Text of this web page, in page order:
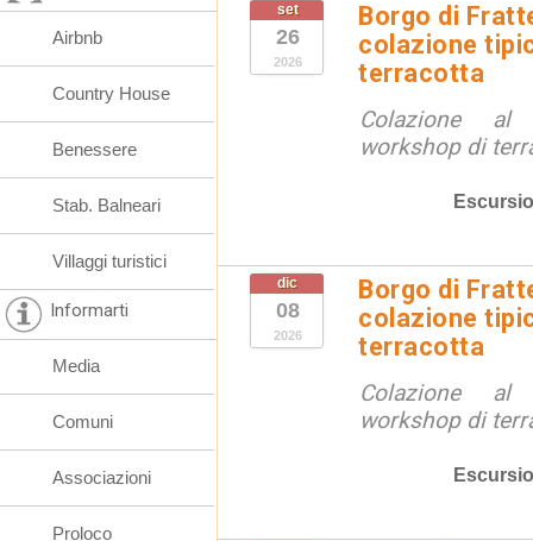
set
26
2026
Borgo di
colazione
terracotta
Colazione al
workshop di
dic
08
2026
Borgo di
colazione
terracotta
Colazione al
workshop di
Airbnb
Country House
Benessere
Stab. Balneari
Villaggi turistici
Informarti
Media
Comuni
Associazioni
Proloco